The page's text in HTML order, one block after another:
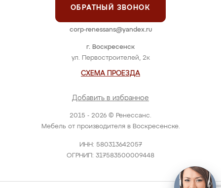
2015 - 2026 © Ренессанс.
Мебель от производителя в Воскресенске.
ИНН: 580313642057
ОГРНИП: 317583500009448
г. Воскресенск
ул. Первостроителей, 2к
СХЕМА ПРОЕЗДА
Добавить в избранное
ОБРАТНЫЙ ЗВОНОК
corp-renessans@yandex.ru